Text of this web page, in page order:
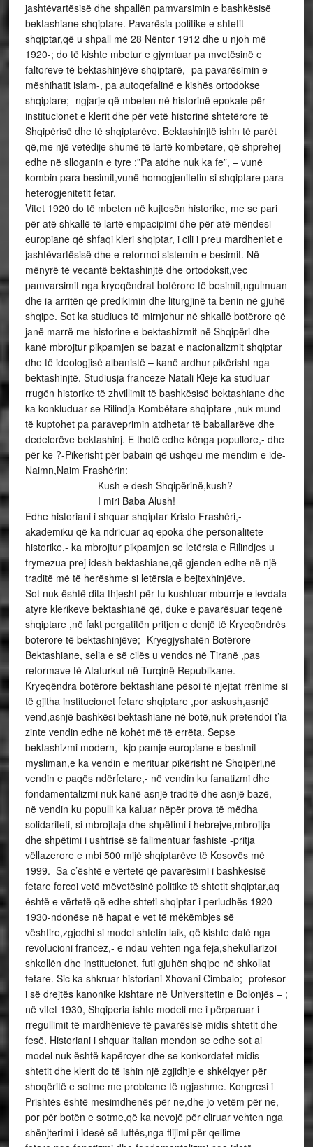
jashtëvartësisë dhe shpallën pamvarsimin e bashkësisë
bektashiane shqiptare. Pavarësia politike e shtetit
shqiptar,që u shpall më 28 Nëntor 1912 dhe u njoh më
1920-; do të kishte mbetur e gjymtuar pa mvetësinë e
faltoreve të bektashinjëve shqiptarë,- pa pavarësimin e
mëshihatit islam-, pa autoqefalinë e kishës ortodokse
shqiptare;- ngjarje që mbeten në historinë epokale për
institucionet e klerit dhe për vetë historinë shtetërore të
Shqipërisë dhe të shqiptarëve. Bektashinjtë ishin të parët
që,me një vetëdije shumë të lartë kombetare, që shprehej
edhe në slloganin e tyre :”Pa atdhe nuk ka fe”, – vunë
kombin para besimit,vunë homogjenitetin si shqiptare para
heterogjenitetit fetar.
Vitet 1920 do të mbeten në kujtesën historike, me se pari
për atë shkallë të lartë empacipimi dhe për atë mëndesi
europiane që shfaqi kleri shqiptar, i cili i preu mardheniet e
jashtëvartësisë dhe e reformoi sistemin e besimit. Në
mënyrë të vecantë bektashinjtë dhe ortodoksit,vec
pamvarsimit nga kryeqëndrat botërore të besimit,ngulmuan
dhe ia arritën që predikimin dhe liturgjinë ta benin në gjuhë
shqipe. Sot ka studiues të mirnjohur në shkallë botërore që
janë marrë me historine e bektashizmit në Shqipëri dhe
kanë mbrojtur pikpamjen se bazat e nacionalizmit shqiptar
dhe të ideologjisë albanistë – kanë ardhur pikërisht nga
bektashinjtë. Studiusja franceze Natali Kleje ka studiuar
rrugën historike të zhvillimit të bashkësisë bektashiane dhe
ka konkluduar se Rilindja Kombëtare shqiptare ,nuk mund
të kuptohet pa paraveprimin atdhetar të baballarëve dhe
dedelerëve bektashinj. E thotë edhe kënga popullore,- dhe
për ke ?-Pikerisht për babain që ushqeu me mendim e ide-
Naimn,Naim Frashërin:
Kush e desh Shqipërinë,kush?
I miri Baba Alush!
Edhe historiani i shquar shqiptar Kristo Frashëri,-
akademiku që ka ndricuar aq epoka dhe personalitete
historike,- ka mbrojtur pikpamjen se letërsia e Rilindjes u
frymezua prej idesh bektashiane,që gjenden edhe në një
traditë më të herëshme si letërsia e bejtexhinjëve.
Sot nuk është dita thjesht për tu kushtuar mburrje e levdata
atyre klerikeve bektashianë që, duke e pavarësuar teqenë
shqiptare ,në fakt pergatitën pritjen e denjë të Kryeqëndrës
boterore të bektashinjëve;- Kryegjyshatën Botërore
Bektashiane, selia e së cilës u vendos në Tiranë ,pas
reformave të Ataturkut në Turqinë Republikane.
Kryeqëndra botërore bektashiane pësoi të njejtat rrënime si
të gjitha institucionet fetare shqiptare ,por askush,asnjë
vend,asnjë bashkësi bektashiane në botë,nuk pretendoi t’ia
zinte vendin edhe në kohët më të errëta. Sepse
bektashizmi modern,- kjo pamje europiane e besimit
mysliman,e ka vendin e merituar pikërisht në Shqipëri,në
vendin e paqës ndërfetare,- në vendin ku fanatizmi dhe
fondamentalizmi nuk kanë asnjë traditë dhe asnjë bazë,-
në vendin ku populli ka kaluar nëpër prova të mëdha
solidariteti, si mbrojtaja dhe shpëtimi i hebrejve,mbrojtja
dhe shpëtimi i ushtrisë së falimentuar fashiste -pritja
vëllazerore e mbi 500 mijë shqiptarëve të Kosovës më
1999. Sa c’është e vërtetë që pavarësimi i bashkësisë
fetare forcoi vetë mëvetësinë politike të shtetit shqiptar,aq
është e vërtetë që edhe shteti shqiptar i periudhës 1920-
1930-ndonëse në hapat e vet të mëkëmbjes së
vështire,zgjodhi si model shtetin laik, që kishte dalë nga
revolucioni francez,- e ndau vehten nga feja,shekullarizoi
shkollën dhe institucionet, futi gjuhën shqipe në shkollat
fetare. Sic ka shkruar historiani Xhovani Cimbalo;- profesor
i së drejtës kanonike kishtare në Universitetin e Bolonjës – ;
në vitet 1930, Shqiperia ishte modeli me i përparuar i
rregullimit të mardhënieve të pavarësisë midis shtetit dhe
fesë. Historiani i shquar italian mendon se edhe sot ai
model nuk është kapërcyer dhe se konkordatet midis
shtetit dhe klerit do të ishin një zgjidhje e shkëlqyer për
shoqëritë e sotme me probleme të ngjashme. Kongresi i
Prishtës është mesimdhenës për ne,dhe jo vetëm për ne,
por për botën e sotme,që ka nevojë për cliruar vehten nga
shënjterimi i idesë së luftës,nga flijimi për qellime